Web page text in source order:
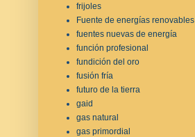
frijoles
Fuente de energías renovables
fuentes nuevas de energía
función profesional
fundición del oro
fusión fría
futuro de la tierra
gaid
gas natural
gas primordial